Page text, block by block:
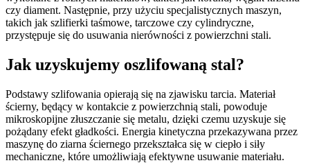
czy diament. Następnie, przy użyciu specjalistycznych maszyn,
takich jak szlifierki taśmowe, tarczowe czy cylindryczne,
przystępuje się do usuwania nierówności z powierzchni stali.
Jak uzyskujemy oszlifowaną stal?
Podstawy szlifowania opierają się na zjawisku tarcia. Materiał
ścierny, będący w kontakcie z powierzchnią stali, powoduje
mikroskopijne złuszczanie się metalu, dzięki czemu uzyskuje się
pożądany efekt gładkości. Energia kinetyczna przekazywana przez
maszynę do ziarna ściernego przekształca się w ciepło i siły
mechaniczne, które umożliwiają efektywne usuwanie materiału.